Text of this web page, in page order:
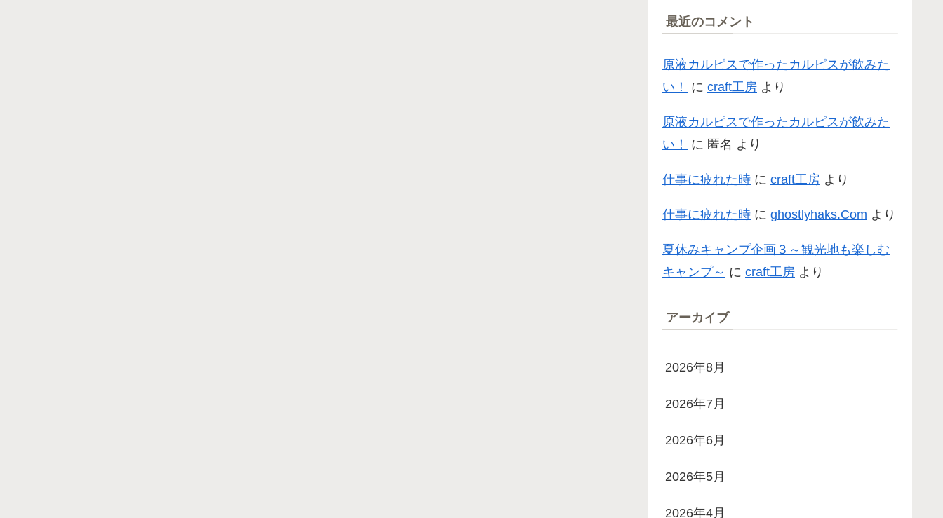
最近のコメント
原液カルピスで作ったカルピスが飲みた
い！
に craft工房 より
原液カルピスで作ったカルピスが飲みた
い！
に 匿名 より
仕事に疲れた時 に craft工房 より
仕事に疲れた時 に ghostlyhaks.Com より
夏休みキャンプ企画３～観光地も楽しむ
キャンプ～ に craft工房 より
アーカイブ
2026年8月
2026年7月
2026年6月
2026年5月
2026年4月